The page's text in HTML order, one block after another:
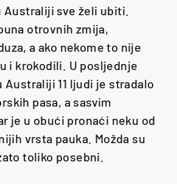
Australiji sve želi ubiti.
otrovnih zmija,
a ako nekome to nije
i krokodili. U posljednje
Australiji 11 ljudi je stradalo
pasa, a sasvim
je u obući pronaći neku od
vrsta pauka. Možda su
toliko posebni.